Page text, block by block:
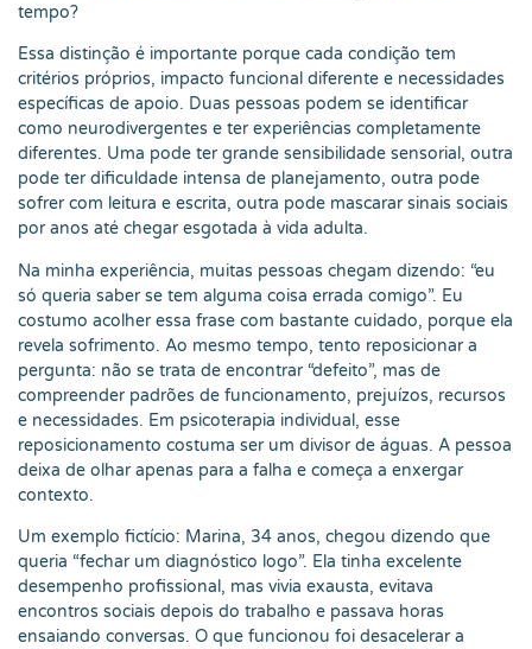
tempo?
Essa distinção é importante porque cada condição tem
critérios próprios, impacto funcional diferente e necessidades
específicas de apoio. Duas pessoas podem se identificar
como neurodivergentes e ter experiências completamente
diferentes. Uma pode ter grande sensibilidade sensorial, outra
pode ter dificuldade intensa de planejamento, outra pode
sofrer com leitura e escrita, outra pode mascarar sinais sociais
por anos até chegar esgotada à vida adulta.
Na minha experiência, muitas pessoas chegam dizendo: “eu
só queria saber se tem alguma coisa errada comigo”. Eu
costumo acolher essa frase com bastante cuidado, porque ela
revela sofrimento. Ao mesmo tempo, tento reposicionar a
pergunta: não se trata de encontrar “defeito”, mas de
compreender padrões de funcionamento, prejuízos, recursos
e necessidades. Em psicoterapia individual, esse
reposicionamento costuma ser um divisor de águas. A pessoa
deixa de olhar apenas para a falha e começa a enxergar
contexto.
Um exemplo fictício: Marina, 34 anos, chegou dizendo que
queria “fechar um diagnóstico logo”. Ela tinha excelente
desempenho profissional, mas vivia exausta, evitava
encontros sociais depois do trabalho e passava horas
ensaiando conversas. O que funcionou foi desacelerar a